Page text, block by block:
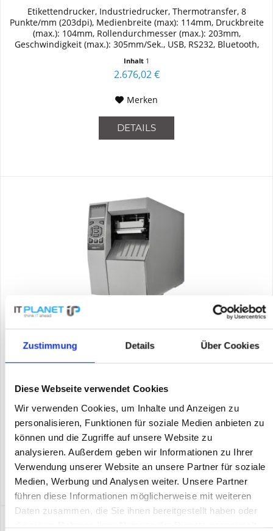
Zustimmung Details Über Cookies
Diese Webseite verwendet Cookies
Wir verwenden Cookies, um Inhalte und Anzeigen zu
personalisieren, Funktionen für soziale Medien anbieten zu
können und die Zugriffe auf unsere Website zu
analysieren. Außerdem geben wir Informationen zu Ihrer
Verwendung unserer Website an unsere Partner für soziale
Medien, Werbung und Analysen weiter. Unsere Partner
führen diese Informationen möglicherweise mit weiteren
Daten zusammen, die Sie ihnen bereitgestellt haben oder
Etikettendrucker, Industriedrucker, Thermotransfer, 8
Punkte/mm (203dpi), Medienbreite (max): 114mm, Druckbreite
(max.): 104mm, Rollendurchmesser (max.): 203mm,
Geschwindigkeit (max.): 305mm/Sek., USB, RS232, Bluetooth,
Inhalt 1
2.676,02 €
Merken
DETAILS
ZEBRA ZT51042-T2E0000Z
Etikettendrucker, Industriedrucker, Thermotransfer, 8
Punkte/mm (203dpi), Medienbreite (max): 114mm, Druckbreite
(max.): 104mm, Rollendurchmesser (max.): 203mm,
Ethernet...
Inhalt1
2.444,84 €
Merken
DETAILS